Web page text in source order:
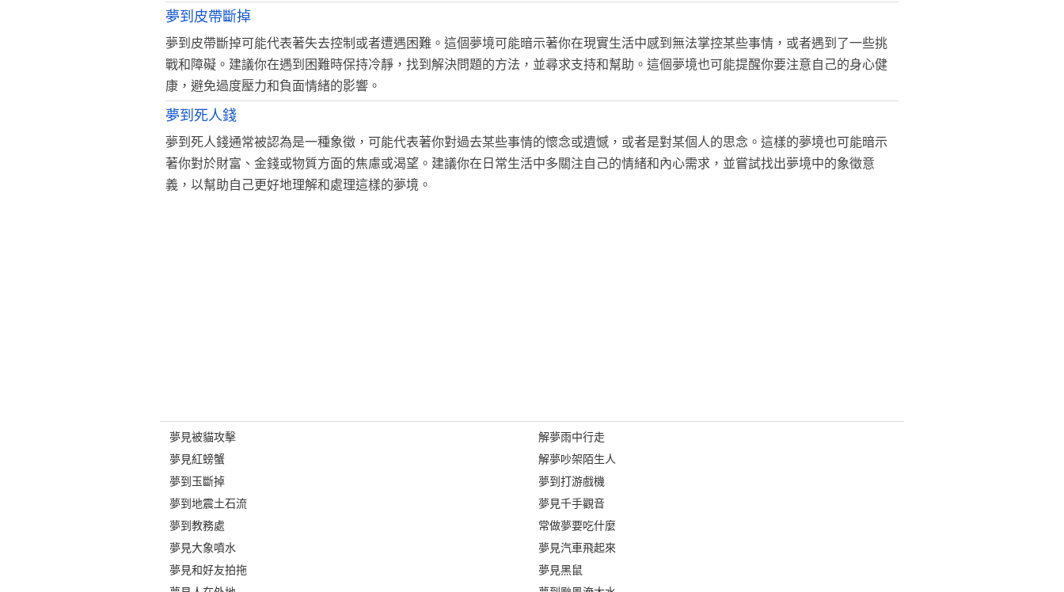
夢到皮帶斷掉
夢到皮帶斷掉可能代表著失去控制或者遭遇困難。這個夢境可能暗示著你在現實生活中感到無法掌控某些事情，或者遇到了一些挑
戰和障礙。建議你在遇到困難時保持冷靜，找到解決問題的方法，並尋求支持和幫助。這個夢境也可能提醒你要注意自己的身心健
康，避免過度壓力和負面情緒的影響。
夢到死人錢
夢到死人錢通常被認為是一種象徵，可能代表著你對過去某些事情的懷念或遺憾，或者是對某個人的思念。這樣的夢境也可能暗示
著你對於財富、金錢或物質方面的焦慮或渴望。建議你在日常生活中多關注自己的情緒和內心需求，並嘗試找出夢境中的象徵意
義，以幫助自己更好地理解和處理這樣的夢境。
夢見被貓攻擊
夢見紅螃蟹
夢到玉斷掉
夢到地震土石流
夢到教務處
夢見大象噴水
夢見和好友拍拖
解夢雨中行走
解夢吵架陌生人
夢到打游戲機
夢見千手觀音
常做夢要吃什麼
夢見汽車飛起來
夢見黑鼠